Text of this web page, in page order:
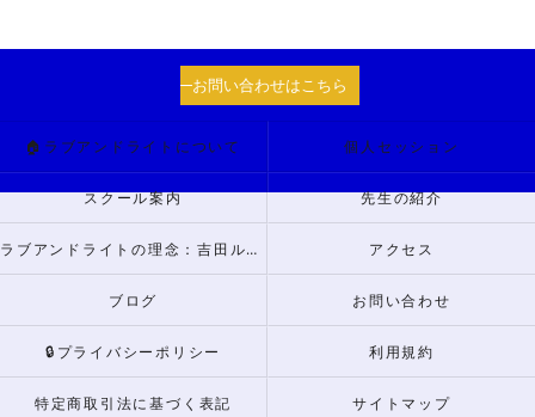
お問い合わせはこちら
🏠ラブアンドライトについて 個人セッション
スクール案内 先生の紹介
ラブアンドライトの理念：吉田ルナからのメッセージ アクセス
ブログ お問い合わせ
🔒プライバシーポリシー 利用規約
特定商取引法に基づく表記 サイトマップ